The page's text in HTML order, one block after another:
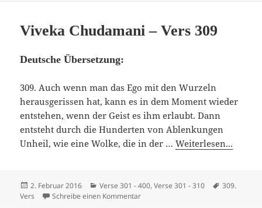
Viveka Chudamani – Vers 309
Deutsche Übersetzung:
309. Auch wenn man das Ego mit den Wurzeln
herausgerissen hat, kann es in dem Moment wieder
entstehen, wenn der Geist es ihm erlaubt. Dann
entsteht durch die Hunderten von Ablenkungen
Unheil, wie eine Wolke, die in der …Weiterlesen...
Veröffentlicht
am
2. Februar 2016 Kategorien
Verse 301 - 400,Verse 301 - 310
309.
Vers
Schreibe einen Kommentarzu Viveka Chudamani – Vers 309